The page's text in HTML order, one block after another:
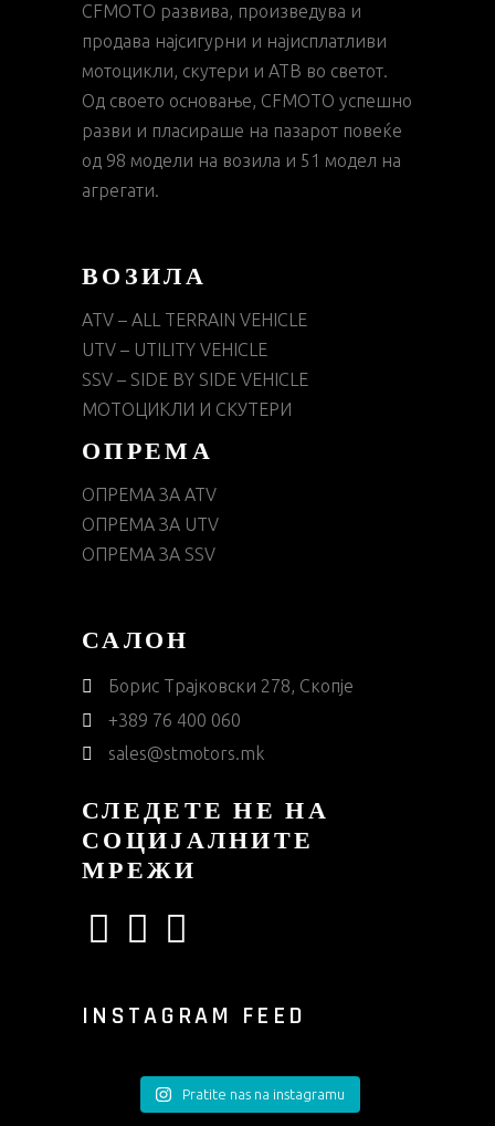
CFMOTO развива, произведува и
продава најсигурни и најисплатливи
мотоцикли, скутери и АТВ во светот.
Од своето основање, CFMOTO успешно
разви и пласираше на пазарот повеќе
од 98 модели на возила и 51 модел на
агрегати.
ВОЗИЛА
ATV – ALL TERRAIN VEHICLE
UTV – UTILITY VEHICLE
SSV – SIDE BY SIDE VEHICLE
МОТОЦИКЛИ И СКУТЕРИ
ОПРЕМА
ОПРЕМА ЗА ATV
ОПРЕМА ЗА UTV
ОПРЕМА ЗА SSV
САЛОН
Борис Трајковски 278, Скопје
+389 76 400 060
sales@stmotors.mk
СЛЕДЕТЕ НЕ НА
СОЦИЈАЛНИТЕ
МРЕЖИ
INSTAGRAM FEED
Pratite nas na instagramu